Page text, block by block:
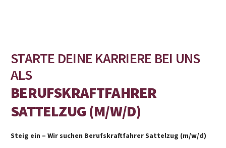
STARTE DEINE KARRIERE BEI UNS
ALS
BERUFSKRAFTFAHRER
SATTELZUG (M/W/D)
Steig ein – Wir suchen Berufskraftfahrer Sattelzug (m/w/d)